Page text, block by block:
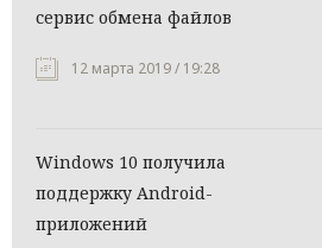
сервис обмена файлов
12 марта 2019 / 19:28
Windows 10 получила
поддержку Android-
приложений